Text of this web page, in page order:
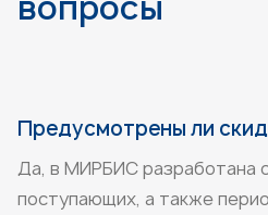
Предусмотрены ли
Да, в МИРБИС разработана
поступающих, а также